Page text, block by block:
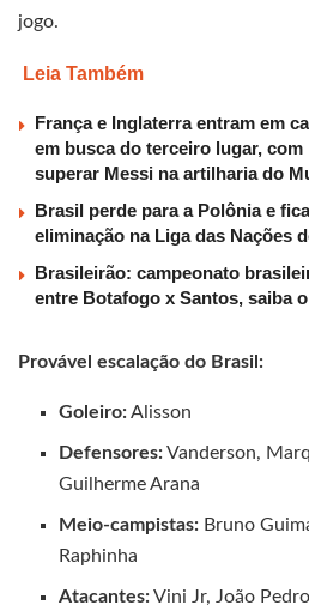
jogo.
Leia Também
França e Inglaterra entram em
em busca do terceiro lugar,
superar Messi na artilharia do
Brasil perde para a Polônia e
eliminação na Liga das Nações
Brasileirão: campeonato
entre Botafogo x Santos, saiba
Provável escalação do Brasil:
Goleiro:Alisson
Defensores:Vanderson,
Guilherme Arana
Meio-campistas: Bruno
Raphinha
Atacantes:Vini Jr, João Pedro